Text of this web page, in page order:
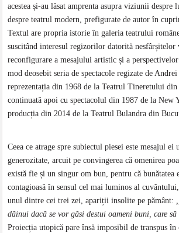
acestea și-au lăsat amprenta asupra viziunii despre
despre teatrul modern, prefigurate de autor în
Textul are propria istorie în galeria teatrului
suscitând interesul regizorilor datorită
reconfigurare a mesajului artistic și a
mod deosebit seria de spectacole regizate de
reprezentația din 1968 de la Teatrul Tineretului
continuată apoi cu spectacolul din 1987 de la New
producția din 2014 de la Teatrul Bulandra din
Ceea ce atrage spre subiectul piesei este mesajul ei
generozitate, arcuit pe convingerea că omenirea
există fie și un singur om bun, pentru că bunătatea
contagioasă în sensul cel mai luminos al
unul dintre cei trei zei, apariții insolite pe pământ:
dăinui dacă se vor găsi destui oameni buni, care
Proiecția utopică pare însă imposibil de transpus